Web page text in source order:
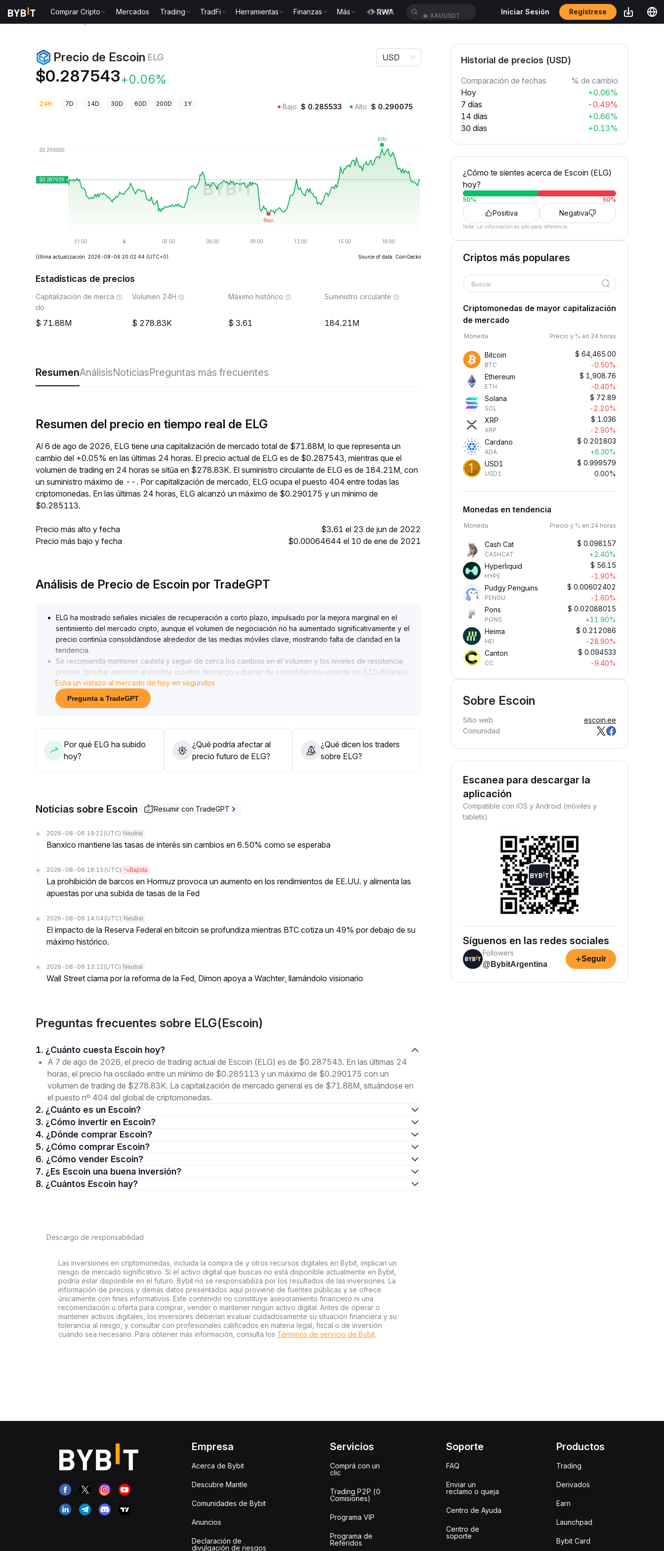
Comprar Cripto Mercados Trading TradFi Herramientas Finanzas Más XAUUSDT Iniciar Sesión Regístrese
Precio de Escoin ELG
$0.287543+0.06%
USD
24H 7D 14D 30D 60D 200D 1Y Bajo $ 0.285533 Alto $ 0.290075
Última actualización: 2026-08-06 20:02:44 (UTC+0) Source of data: CoinGecko
Estadísticas de precios
Capitalización de merca
do
71.88M
Volumen 24H
278.83K
Máximo histórico
3.61
Suministro circulante
184.21M
ResumenAnálisisNoticiasPreguntas más frecuentes
Resumen del precio en tiempo real de ELG
Al 6 de ago de 2026, ELG tiene una capitalización de mercado total de $71.88M, lo que representa un
cambio del +0.05% en las últimas 24 horas. El precio actual de ELG es de $0.287543, mientras que el
volumen de trading en 24 horas se sitúa en $278.83K. El suministro circulante de ELG es de 184.21M, con
un suministro máximo de --. Por capitalización de mercado, ELG ocupa el puesto 404 entre todas las
criptomonedas. En las últimas 24 horas, ELG alcanzó un máximo de $0.290175 y un mínimo de
$0.285113.
Precio más alto y fecha
$3.61 el 23 de jun de 2022
Precio más bajo y fecha
$0.00064644 el 10 de ene de 2021
Análisis de Precio de Escoin por TradeGPT
ELG ha mostrado señales iniciales de recuperación a corto plazo, impulsado por la mejora marginal en el
sentimiento del mercado cripto, aunque el volumen de negociación no ha aumentado significativamente y el
precio continúa consolidándose alrededor de las medias móviles clave, mostrando falta de claridad en la
tendencia.
Se recomienda mantener cautela y seguir de cerca los cambios en el volumen y los niveles de resistencia
previos (prestar atención al posible quiebre del rango superior de consolidación reciente en 3,10 dólares);
si el quiebre viene acompañado de mayor volumen, el potencial alcista podría abrirse y se podría aumentar
la posición gradualmente
Si no logra estabilizarse efectivamente, la recomendación es controlar la exposición y considerar entradas
Echa un vistazo al mercado de hoy en segundos
Pregunta a TradeGPT
Por qué ELG ha subido
hoy?
¿Qué podría afectar al
precio futuro de ELG?
¿Qué dicen los traders
sobre ELG?
Noticias sobre Escoin Resumir con TradeGPT
2026-08-06 19:21 (UTC) Neutral
Banxico mantiene las tasas de interés sin cambios en 6.50% como se esperaba
2026-08-06 18:15 (UTC) Bajista
La prohibición de barcos en Hormuz provoca un aumento en los rendimientos de EE.UU. y alimenta las
apuestas por una subida de tasas de la Fed
2026-08-06 14:04 (UTC) Neutral
El impacto de la Reserva Federal en bitcoin se profundiza mientras BTC cotiza un 49% por debajo de su
máximo histórico.
2026-08-06 13:12 (UTC) Neutral
Wall Street clama por la reforma de la Fed, Dimon apoya a Wachter, llamándolo visionario
Preguntas frecuentes sobre ELG(Escoin)
1. ¿Cuánto cuesta Escoin hoy?
A 7 de ago de 2026, el precio de trading actual de Escoin (ELG) es de $0.287543. En las últimas 24
horas, el precio ha oscilado entre un mínimo de $0.285113 y un máximo de $0.290175 con un
volumen de trading de $278.83K. La capitalización de mercado general es de $71.88M, situándose en
el puesto nº 404 del global de criptomonedas.
2. ¿Cuánto es un Escoin?
3. ¿Cómo invertir en Escoin?
4. ¿Dónde comprar Escoin?
5. ¿Cómo comprar Escoin?
6. ¿Cómo vender Escoin?
7. ¿Es Escoin una buena inversión?
8. ¿Cuántos Escoin hay?
Descargo de responsabilidad
Las inversiones en criptomonedas, incluida la compra de y otros recursos digitales en Bybit, implican un
riesgo de mercado significativo. Si el activo digital que buscas no está disponible actualmente en Bybit,
podría estar disponible en el futuro. Bybit no se responsabiliza por los resultados de las inversiones. La
información de precios y demás datos presentados aquí proviene de fuentes públicas y se ofrece
únicamente con fines informativos. Este contenido no constituye asesoramiento financiero ni una
recomendación u oferta para comprar, vender o mantener ningún activo digital. Antes de operar o
mantener activos digitales, los inversores deberían evaluar cuidadosamente su situación financiera y su
tolerancia al riesgo, y consultar con profesionales calificados en materia legal, fiscal o de inversión
cuando sea necesario. Para obtener más información, consulta los Términos de servicio de Bybit.
Historial de precios (USD)
Comparación de fechas
% de cambio
Hoy
+0.06%
7 días
-0.49%
14 días
+0.66%
30 días
+0.13%
¿Cómo te sientes acerca de Escoin (ELG)
hoy?
50% 50%
Positiva Negativa
Nota: La información es solo para referencia.
Criptos más populares
Buscar
Criptomonedas de mayor capitalización
de mercado
Moneda Precio y % en 24 horas
Bitcoin
BTC
$ 64,465.00
-0.50%
Ethereum
ETH
$ 1,908.76
-0.40%
Solana
SOL
$ 72.89
-2.20%
XRP
XRP
$ 1.036
-2.90%
Cardano
ADA
$ 0.201803
+6.30%
USD1
USD1
$ 0.999579
0.00%
Monedas en tendencia
Moneda Precio y % en 24 horas
Cash Cat
CASHCAT
$ 0.098157
+2.40%
Hyperliquid
HYPE
$ 56.15
-1.90%
Pudgy Penguins
PENGU
$ 0.00602402
-1.60%
Pons
PONS
$ 0.02088015
+11.90%
Heima
HEI
$ 0.212086
-28.90%
Canton
CC
$ 0.094533
-9.40%
Sobre Escoin
Sitio web
escoin.ee
Comunidad
Escanea para descargar la
aplicación
Compatible con iOS y Android (móviles y
tablets)
Síguenos en las redes sociales
Followers
@BybitArgentina
+Seguir
Empresa
Acerca de Bybit
Descubre Mantle
Comunidades de Bybit
Anuncios
Declaración de
divulgación de riesgos
Servicios
Comprá con un
clic
Trading P2P (0
Comisiones)
Programa VIP
Programa de
Referidos
Soporte
FAQ
Enviar un
reclamo o queja
Centro de Ayuda
Centro de
soporte
Productos
Trading
Derivados
Earn
Launchpad
Bybit Card